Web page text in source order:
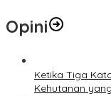
Opini
Ketika Tiga
Kehutanan